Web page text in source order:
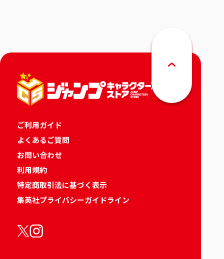
ご利用ガイド
よくあるご質問
お問い合わせ
利用規約
特定商取引法に基づく表示
集英社プライバシーガイドライン